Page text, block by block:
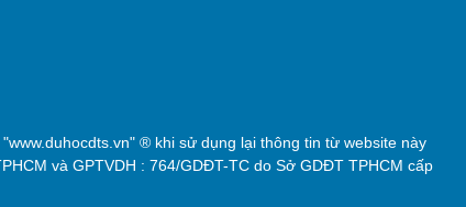
® khi sử dụng lại thông tin từ website này
và GPTVDH : 764/GDĐT-TC do Sở GDĐT TPHCM cấp